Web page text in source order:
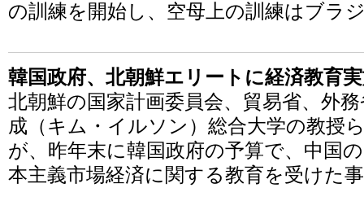
の訓練を開始し、空母上の訓練はブラ
韓国政府、北朝鮮エリートに経済教育
北朝鮮の国家計画委員会、貿易省、外
成（キム・イルソン）総合大学の教授
が、昨年末に韓国政府の予算で、中国
本主義市場経済に関する教育を受けた